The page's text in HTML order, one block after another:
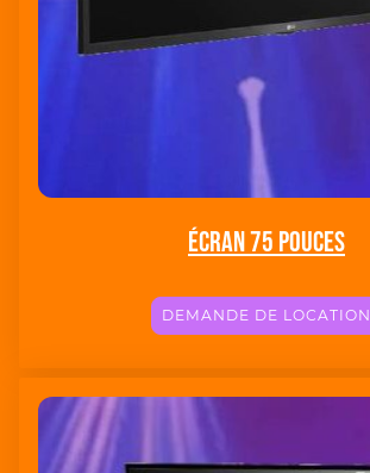
Écran 75 pouces
DEMANDE DE LOCATION